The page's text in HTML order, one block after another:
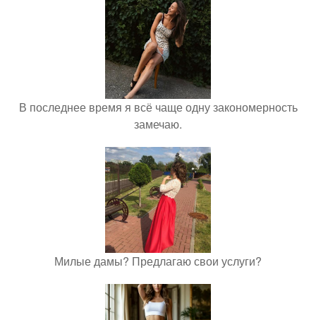
В последнее время я всё чаще одну закономерность
замечаю.
Милые дамы? Предлагаю свои услуги?